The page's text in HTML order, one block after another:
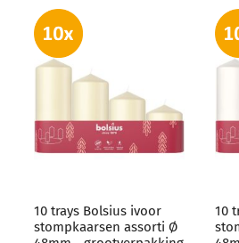
10 trays Bolsius ivoor
stompkaarsen assorti Ø
10